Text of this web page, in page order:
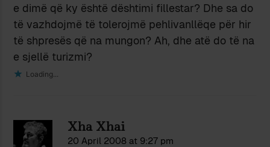
e dimë që ky është dështimi fillestar? Dhe sa do
të vazhdojmë të tolerojmë pehlivanllëqe për hir
të shpresës që na mungon? Ah, dhe atë do të na
e sjellë turizmi?
Loading...
Xha Xhai
20 April 2008 at 9:27 pm